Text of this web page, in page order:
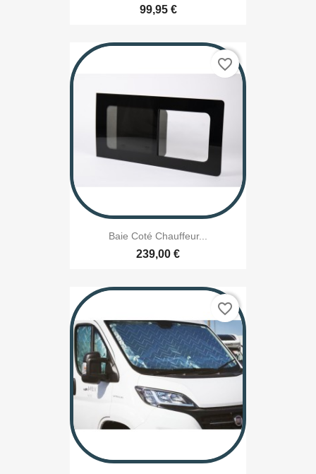
99,95 €
Baie Coté Chauffeur...
239,00 €
favorite_border
favorite_border